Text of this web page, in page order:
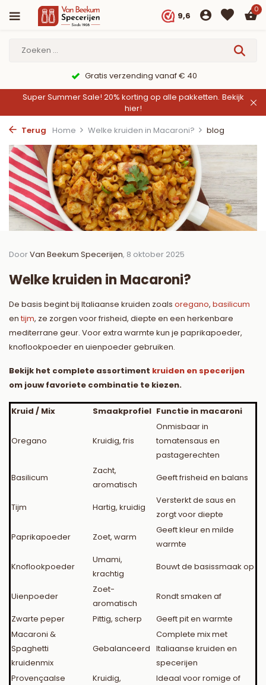
9,6
0
Gratis verzending vanaf € 40
Super Summer Sale! 20% korting op alle pakketten. Bekijk
hier!
Terug
Home Welke kruiden in Macaroni? blog
DoorVan Beekum Specerijen, 8 oktober 2025
Welke kruiden in Macaroni?
De basis begint bij Italiaanse kruiden zoals oregano, basilicum
entijm, ze zorgen voor frisheid, diepte en een herkenbare
mediterrane geur. Voor extra warmte kun je paprikapoeder,
knoflookpoeder en uienpoeder gebruiken.
Bekijk het complete assortiment kruiden en specerijen
om jouw favoriete combinatie te kiezen.
Kruid / Mix Smaakprofiel Functie in macaroni
Oregano Kruidig, fris
Onmisbaar in
tomatensaus en
pastagerechten
Basilicum
Zacht,
aromatisch
Geeft frisheid en balans
Tijm Hartig, kruidig
Versterkt de saus en
zorgt voor diepte
Paprikapoeder
Zoet, warm
Geeft kleur en milde
warmte
Knoflookpoeder
Umami,
krachtig
Bouwt de basissmaak op
Uienpoeder
Zoet-
aromatisch
Rondt smaken af
Zwarte peper
Pittig, scherp
Geeft pit en warmte
Macaroni &
Spaghetti
kruidenmix
Gebalanceerd
Complete mix met
Italiaanse kruiden en
specerijen
Provençaalse
Kruidig,
Ideaal voor romige of